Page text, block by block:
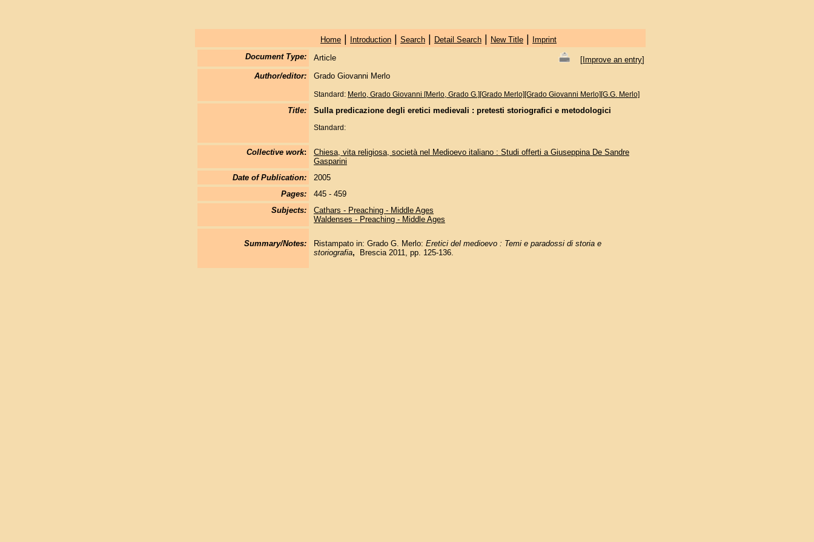
Home| Introduction| Search| Detail Search| New Title|
Imprint
Document Type:
Article [Improve an entry]
Author/editor:
Grado Giovanni Merlo
Standard: Merlo, Grado Giovanni [Merlo, Grado G.][Grado Merlo][Grado Giovanni Merlo][G.G. Merlo]
Title: Sulla predicazione degli eretici medievali : pretesti storiografici e metodologici
Standard:
Collective work:
Chiesa, vita religiosa, società nel Medioevo italiano : Studi offerti a Giuseppina De Sandre
Gasparini
Date of Publication:
2005
Pages:
445 - 459
Subjects:
Cathars - Preaching - Middle Ages
Waldenses - Preaching - Middle Ages
Summary/Notes: Ristampato in: Grado G. Merlo: Eretici del medioevo : Temi e paradossi di storia e
storiografia, Brescia 2011, pp. 125-136.